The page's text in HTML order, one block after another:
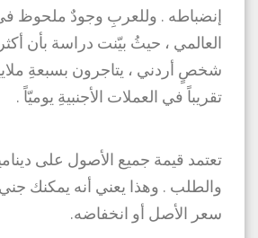
إنضباطه . وللعربِ وجودٌ ملحوظ
العالمي ، حيثُ بيّنت دراسة بأن
شخصٍ أردني ، يتاجرون بسبعةِ
تقريباً في العملات الأجنبيةِ يوميّاً .
تعتمد قيمة جميع الأصول على
والطلب . وهذا يعني أنه يمكنك جني
سعر الأصل أو انخفاضه.